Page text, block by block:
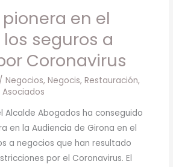
en el
seguros a
Coronavirus
/Negocios,Negocis,Restauración,
Alcalde Abogados ha conseguido
en la Audiencia de Girona en el
a negocios que han resultado
por el Coronavirus. El